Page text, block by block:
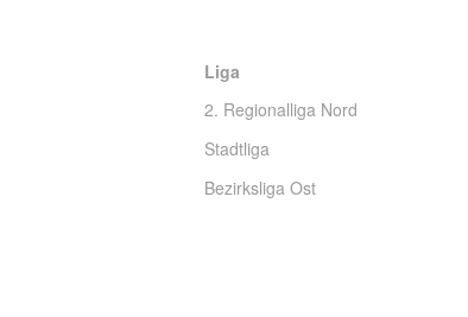
Liga
Liga
2. Regionalliga Nord
Stadtliga
Bezirksliga Ost